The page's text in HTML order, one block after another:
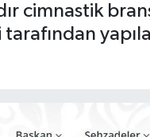
cimnastik